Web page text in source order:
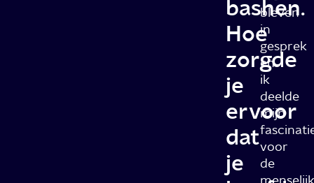
bashen.
Hoe
zorgde
je
ervoor
dat
je
bleven
in
gesprek
en
ik
deelde
mijn
voor
de